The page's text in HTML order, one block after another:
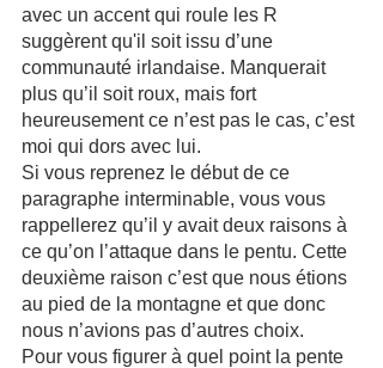
avec un accent qui roule les R
suggèrent qu'il soit issu d’une
communauté irlandaise. Manquerait
plus qu’il soit roux, mais fort
heureusement ce n’est pas le cas, c’est
moi qui dors avec lui.
Si vous reprenez le début de ce
paragraphe interminable, vous vous
rappellerez qu’il y avait deux raisons à
ce qu’on l’attaque dans le pentu. Cette
deuxième raison c’est que nous étions
au pied de la montagne et que donc
nous n’avions pas d’autres choix.
Pour vous figurer à quel point la pente